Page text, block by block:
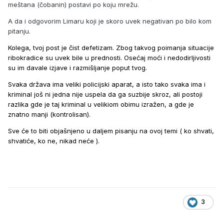
meštana (čobanin) postavi po koju mrežu.
A da i odgovorim Limaru koji je skoro uvek negativan po bilo kom
pitanju.
Kolega, tvoj post je čist defetizam. Zbog takvog poimanja situacije
ribokradice su uvek bile u prednosti. Osećaj moći i nedodirljivosti
su im davale izjave i razmišljanje poput tvog.
Svaka država ima veliki policijski aparat, a isto tako svaka ima i
kriminal još ni jedna nije uspela da ga suzbije skroz, ali postoji
razlika gde je taj kriminal u velikiom obimu izražen, a gde je
znatno manji (kontrolisan).
Sve će to biti objašnjeno u daljem pisanju na ovoj temi ( ko shvati,
shvatiće, ko ne, nikad neće ).
3